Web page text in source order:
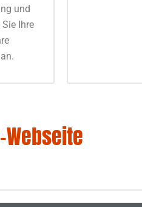
und
Ihre